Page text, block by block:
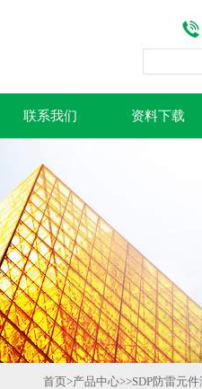
联系我们 资料下载
首页>产品中心>>SDP防雷元